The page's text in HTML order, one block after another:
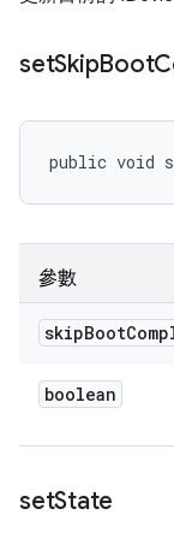
setSkipBoot
public void
參數
skipBoot
boolean
setState